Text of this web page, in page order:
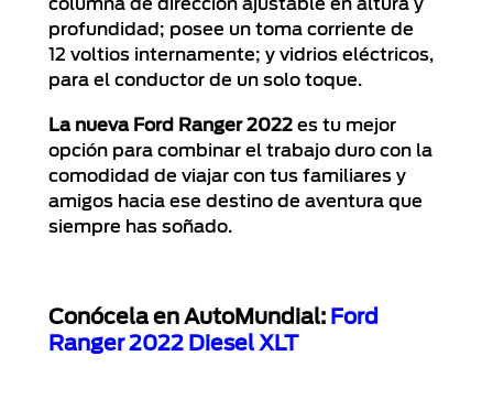
columna de dirección ajustable en altura y
profundidad; posee un toma corriente de
12 voltios internamente; y vidrios eléctricos,
para el conductor de un solo toque.
La nueva Ford Ranger 2022 es tu mejor
opción para combinar el trabajo duro con la
comodidad de viajar con tus familiares y
amigos hacia ese destino de aventura que
siempre has soñado.
Conócela en AutoMundial: Ford
Ranger 2022 Diesel XLT